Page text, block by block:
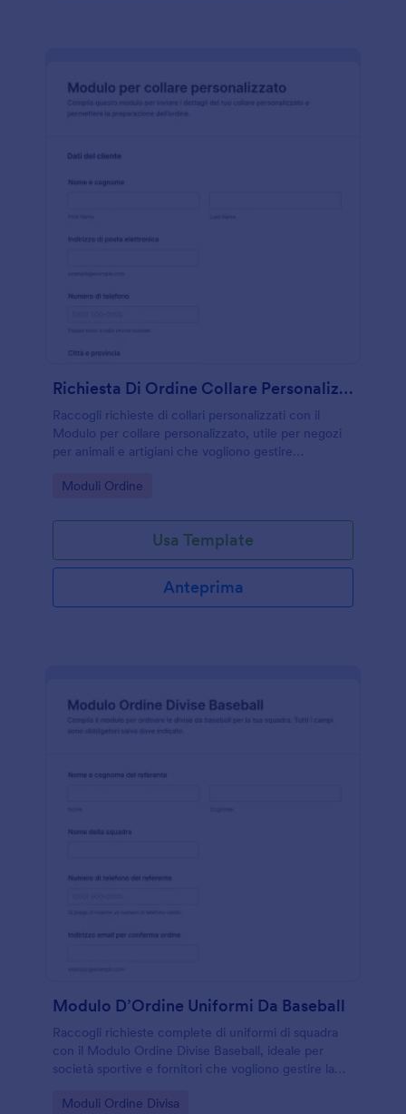
Richiesta Di Ordine Collare Personalizzato
Raccogli richieste di collari personalizzati con il
Modulo per collare personalizzato, utile per negozi
per animali e artigiani che vogliono gestire
Jotform.
Go to Category:
Moduli Ordine
Usa Template
Anteprima
Modulo D’Ordine Uniformi Da Baseball
Raccogli richieste complete di uniformi di squadra
con il Modulo Ordine Divise Baseball, ideale per
società sportive e fornitori che vogliono gestire la
Jotform.
Go to Category:
Moduli Ordine Divisa